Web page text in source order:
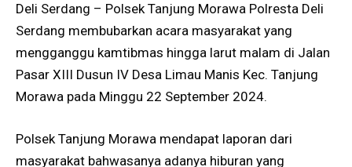
Deli Serdang – Polsek Tanjung Morawa Polresta Deli
Serdang membubarkan acara masyarakat yang
mengganggu kamtibmas hingga larut malam di Jalan
Pasar XIII Dusun IV Desa Limau Manis Kec. Tanjung
Morawa pada Minggu 22 September 2024.
Polsek Tanjung Morawa mendapat laporan dari
masyarakat bahwasanya adanya hiburan yang